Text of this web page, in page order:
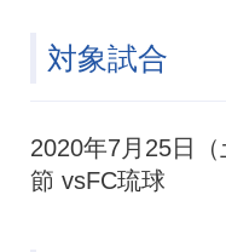
対象試合
2020年7月25日
節 vsFC琉球